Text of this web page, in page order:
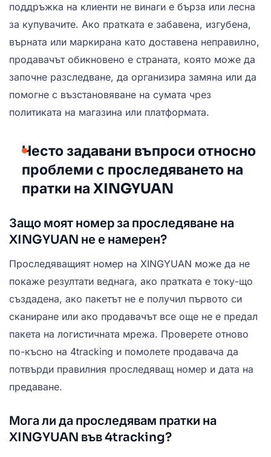
поддръжка на клиенти не винаги е бърза или лесна
за купувачите. Ако пратката е забавена, изгубена,
върната или маркирана като доставена неправилно,
продавачът обикновено е страната, която може да
започне разследване, да организира замяна или да
помогне с възстановяване на сумата чрез
политиката на магазина или платформата.
Често задавани въпроси относно
проблеми с проследяването на
пратки на XINGYUAN
Защо моят номер за проследяване на
XINGYUAN не е намерен?
Проследяващият номер на XINGYUAN може да не
покаже резултати веднага, ако пратката е току-що
създадена, ако пакетът не е получил първото си
сканиране или ако продавачът все още не е предал
пакета на логистичната мрежа. Проверете отново
по-късно на 4tracking и помолете продавача да
потвърди правилния проследяващ номер и дата на
предаване.
Мога ли да проследявам пратки на
XINGYUAN във 4tracking?